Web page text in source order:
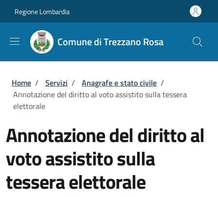
Regione Lombardia
Comune di Trezzano Rosa
Briciole di pane
Home / Servizi / Anagrafe e stato civile /
Annotazione del diritto al voto assistito sulla tessera
elettorale
Annotazione del diritto al
voto assistito sulla
tessera elettorale